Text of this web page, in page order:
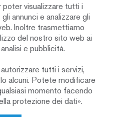
dei dati
visualizzare tutti i
annunci e analizzare gli
Inoltre trasmettiamo
del nostro sito web ai
e pubblicità.
tutti i servizi,
alcuni. Potete modificare
momento facendo
protezione dei dati».